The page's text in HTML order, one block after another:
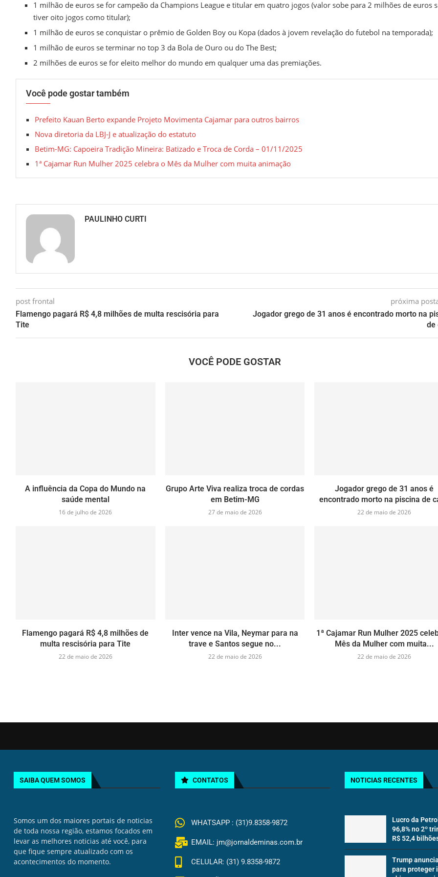
1 milhão de euros se for campeão da Champions League e titular em quatro jogos (valor sobe para 2 milhões de euros
tiver oito jogos como titular);
1 milhão de euros se conquistar o prêmio de Golden Boy ou Kopa (dados à jovem revelação do futebol na temporada);
1 milhão de euros se terminar no top 3 da Bola de Ouro ou do The Best;
2 milhões de euros se for eleito melhor do mundo em qualquer uma das premiações.
Você pode gostar também
Prefeito Kauan Berto expande Projeto Movimenta Cajamar para outros bairros
Nova diretoria da LBJ-J e atualização do estatuto
Betim-MG: Capoeira Tradição Mineira: Batizado e Troca de Corda – 01/11/2025
1ª Cajamar Run Mulher 2025 celebra o Mês da Mulher com muita animação
PAULINHO CURTI
post frontal
Flamengo pagará R$ 4,8 milhões de multa rescisória para
Tite
próxima
Jogador grego de 31 anos é encontrado morto na
de
VOCÊ PODE GOSTAR
A influência da Copa do Mundo na
saúde mental
16 de julho de 2026
Grupo Arte Viva realiza troca de cordas
em Betim-MG
27 de maio de 2026
Jogador grego de 31 anos é
encontrado morto na piscina de
22 de maio de 2026
Flamengo pagará R$ 4,8 milhões de
multa rescisória para Tite
22 de maio de 2026
Inter vence na Vila, Neymar para na
trave e Santos segue no...
22 de maio de 2026
1ª Cajamar Run Mulher 2025
Mês da Mulher com muita...
22 de maio de 2026
SAIBA QUEM SOMOS
Somos um dos maiores portais de noticias
de toda nossa região, estamos focados em
levar as melhores noticias até você, para
que fique sempre atualizado com os
acontecimentos do momento.
CONTATOS
WHATSAPP : (31)9.8358-9872
EMAIL: jm@jornaldeminas.com.br
CELULAR: (31) 9.8358-9872
NOTICIAS RECENTES
Lucro da
96,8% no 2º
R$ 52,4
Trump
para proteger